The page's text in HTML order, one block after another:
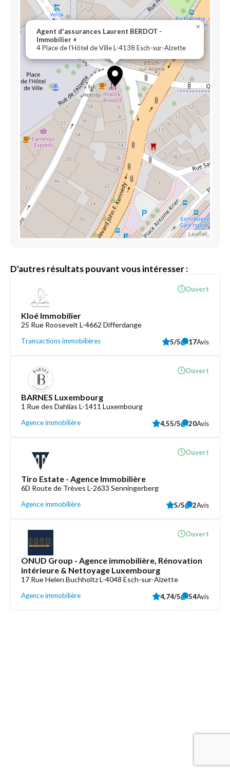
Agent d'assurances Laurent BERDOT -
Immobilier +
4 Place de l'Hôtel de Ville L-4138 Esch-sur-Alzette
×
Leaflet
D'autres résultats pouvant vous intéresser :
Kloé Immobilier
25 Rue Roosevelt L-4662 Differdange
Transactions immobilières
Ouvert
5/5 17Avis
BARNES Luxembourg
1 Rue des Dahlias L-1411 Luxembourg
Agence immobilière
Ouvert
4,55/5 20Avis
Tiro Estate - Agence Immobilière
6D Route de Trèves L-2633 Senningerberg
Agence immobilière
Ouvert
5/5 2Avis
ONUD Group - Agence immobilière, Rénovation
intérieure & Nettoyage Luxembourg
17 Rue Helen Buchholtz L-4048 Esch-sur-Alzette
Agence immobilière
Ouvert
4,74/5 54Avis